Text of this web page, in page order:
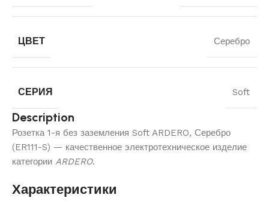
ЦВЕТ Серебро
СЕРИЯ Soft
Description
Розетка 1-я без заземления Soft ARDERO, Серебро
(ER111-S) — качественное электротехническое изделие
категории ARDERO.
Характеристики